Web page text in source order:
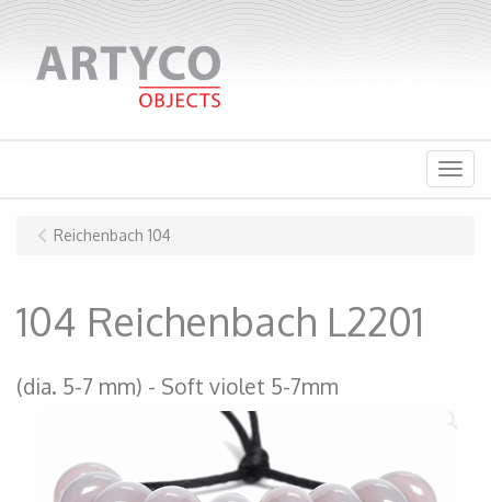
Menu
Reichenbach 104
104 Reichenbach L2201
(dia. 5-7 mm) Soft violet 5-7mm